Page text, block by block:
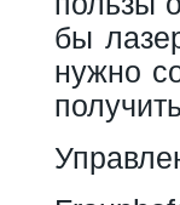
бы
нужно